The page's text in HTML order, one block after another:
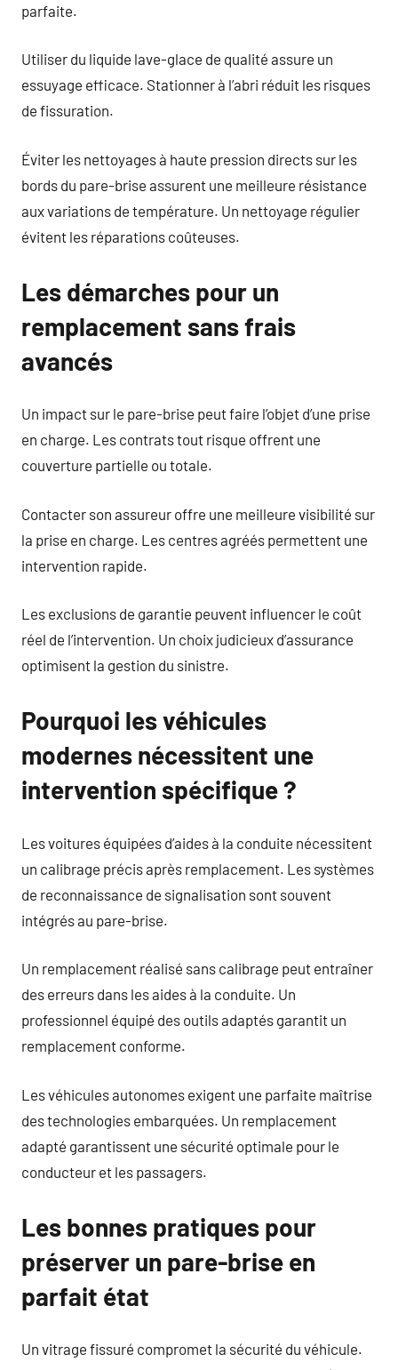
parfaite.
Utiliser du liquide lave-glace de qualité assure un
essuyage efficace. Stationner à l’abri réduit les risques
de fissuration.
Éviter les nettoyages à haute pression directs sur les
bords du pare-brise assurent une meilleure résistance
aux variations de température. Un nettoyage régulier
évitent les réparations coûteuses.
Les démarches pour un
remplacement sans frais
avancés
Un impact sur le pare-brise peut faire l’objet d’une prise
en charge. Les contrats tout risque offrent une
couverture partielle ou totale.
Contacter son assureur offre une meilleure visibilité sur
la prise en charge. Les centres agréés permettent une
intervention rapide.
Les exclusions de garantie peuvent influencer le coût
réel de l’intervention. Un choix judicieux d’assurance
optimisent la gestion du sinistre.
Pourquoi les véhicules
modernes nécessitent une
intervention spécifique ?
Les voitures équipées d’aides à la conduite nécessitent
un calibrage précis après remplacement. Les systèmes
de reconnaissance de signalisation sont souvent
intégrés au pare-brise.
Un remplacement réalisé sans calibrage peut entraîner
des erreurs dans les aides à la conduite. Un
professionnel équipé des outils adaptés garantit un
remplacement conforme.
Les véhicules autonomes exigent une parfaite maîtrise
des technologies embarquées. Un remplacement
adapté garantissent une sécurité optimale pour le
conducteur et les passagers.
Les bonnes pratiques pour
préserver un pare-brise en
parfait état
Un vitrage fissuré compromet la sécurité du véhicule.